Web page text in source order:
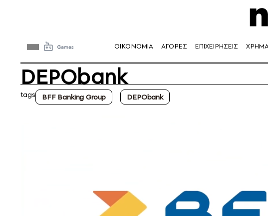
OIKONOMIA ΑΓΟΡΕΣ ΕΠΙΧΕΙΡΗΣΕΙΣ
DEPObank
tags BFF Banking Group DEPObank